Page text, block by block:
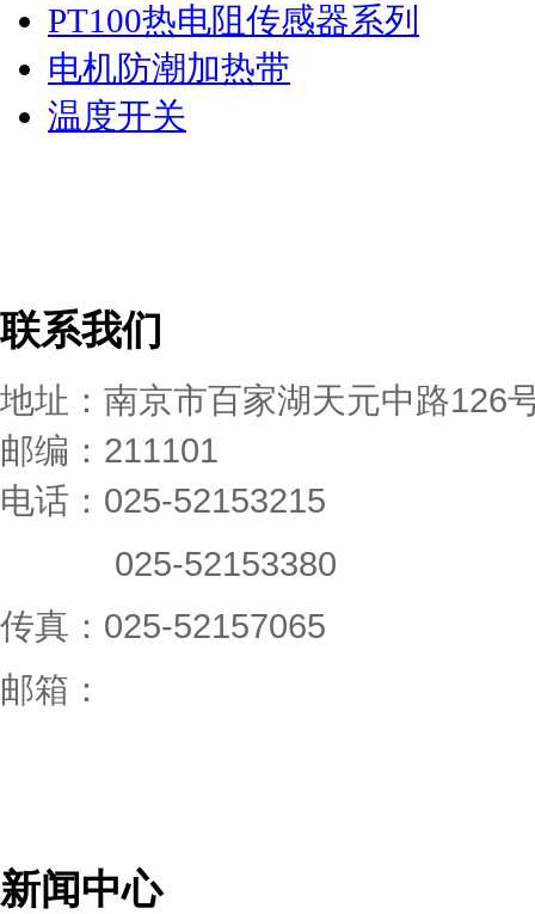
PT100热电阻传感器系列
电机防潮加热带
温度开关
联系我们
地址：南京市百家湖天元中路126
邮编：211101
电话：025-52153215
025-52153380
传真：025-52157065
邮箱：
新闻中心